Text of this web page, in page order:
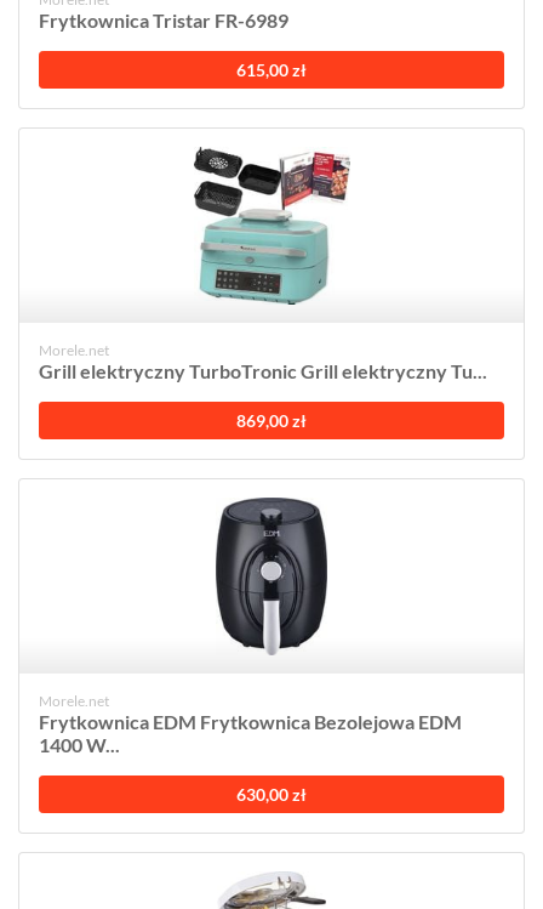
Frytkownica Tristar FR-6989
615,00 zł
Morele.net
Grill elektryczny TurboTronic Grill elektryczny Tu...
869,00 zł
Morele.net
Frytkownica EDM Frytkownica Bezolejowa EDM
1400 W...
630,00 zł